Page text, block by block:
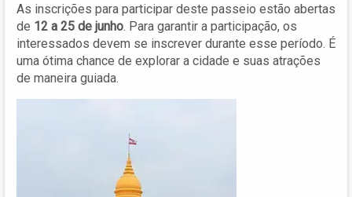
As inscrições para participar deste passeio estão abertas
de 12 a 25 de junho. Para garantir a participação, os
interessados devem se inscrever durante esse período. É
uma ótima chance de explorar a cidade e suas atrações
de maneira guiada.